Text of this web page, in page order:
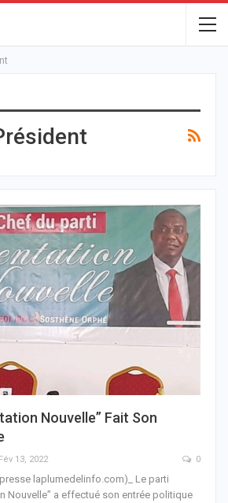
Nouvelle” Fait Son
Fév 13, 2022 0
laplumedelinfo.com)_ Le parti
Nouvelle” a effectué son entrée politique